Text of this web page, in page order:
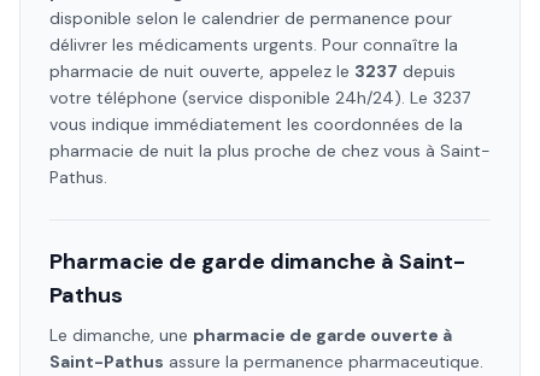
disponible selon le calendrier de permanence pour
délivrer les médicaments urgents. Pour connaître la
pharmacie de nuit ouverte, appelez le 3237 depuis
votre téléphone (service disponible 24h/24). Le 3237
vous indique immédiatement les coordonnées de la
pharmacie de nuit la plus proche de chez vous à Saint-
Pathus.
Pharmacie de garde dimanche à Saint-
Pathus
Le dimanche, une pharmacie de garde ouverte à
Saint-Pathus assure la permanence pharmaceutique.